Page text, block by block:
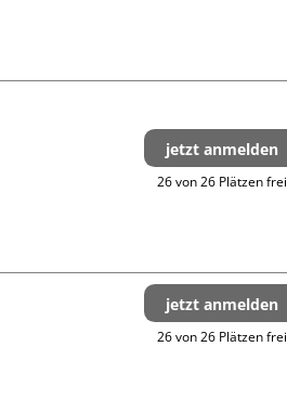
jetzt anmelden
26 von 26 Plätzen frei
jetzt anmelden
26 von 26 Plätzen frei